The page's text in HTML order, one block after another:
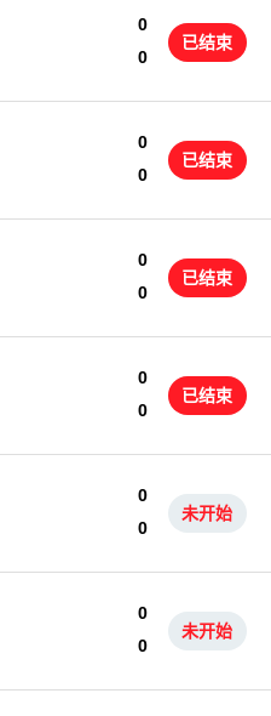
0
0
已结束
0
0
已结束
0
0
已结束
0
0
已结束
0
0
未开始
0
0
未开始